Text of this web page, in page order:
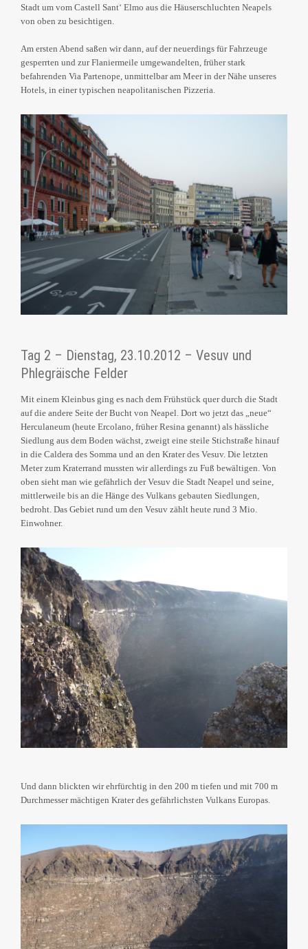
Stadt um vom Castell Sant‘ Elmo aus die Häuserschluchten Neapels
von oben zu besichtigen.
Am ersten Abend saßen wir dann, auf der neuerdings für Fahrzeuge
gesperrten und zur Flaniermeile umgewandelten, früher stark
befahrenden Via Partenope, unmittelbar am Meer in der Nähe unseres
Hotels, in einer typischen neapolitanischen Pizzeria.
Tag 2 – Dienstag, 23.10.2012 – Vesuv und
Phlegräische Felder
Mit einem Kleinbus ging es nach dem Frühstück quer durch die Stadt
auf die andere Seite der Bucht von Neapel. Dort wo jetzt das „neue“
Herculaneum (heute Ercolano, früher Resina genannt) als hässliche
Siedlung aus dem Boden wächst, zweigt eine steile Stichstraße hinauf
in die Caldera des Somma und an den Krater des Vesuv. Die letzten
Meter zum Kraterrand mussten wir allerdings zu Fuß bewältigen. Von
oben sieht man wie gefährlich der Vesuv die Stadt Neapel und seine,
mittlerweile bis an die Hänge des Vulkans gebauten Siedlungen,
bedroht. Das Gebiet rund um den Vesuv zählt heute rund 3 Mio.
Einwohner.
Und dann blickten wir ehrfürchtig in den 200 m tiefen und mit 700 m
Durchmesser mächtigen Krater des gefährlichsten Vulkans Europas.